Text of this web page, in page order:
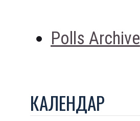
Polls Archive
КАЛЕНДАР